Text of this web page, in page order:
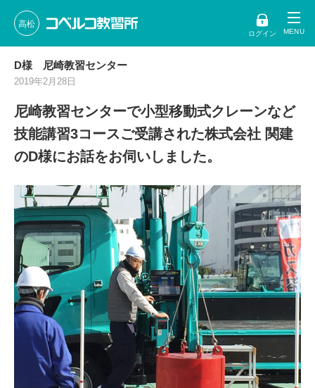
高松
ログイン
D様 尼崎教習センター
2019年2月28日
尼崎教習センターで小型移動式クレーンなど
技能講習3コースご受講された株式会社 関建
のD様にお話をお伺いしました。